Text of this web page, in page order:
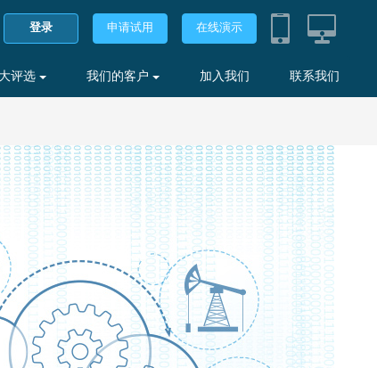
登录 申请试用 在线演示
评选 我们的客户 加入我们 联系我们